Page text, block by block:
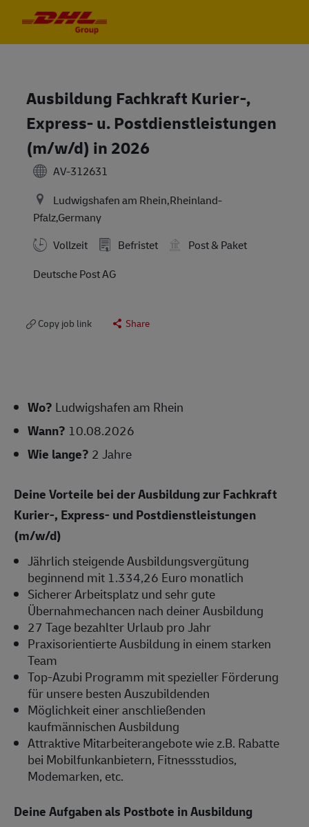
Ausbildung Fachkraft Kurier-,
Express- u. Postdienstleistungen
(m/w/d) in 2026
AV-312631
Ludwigshafen am Rhein,Rheinland-
Pfalz,Germany
Vollzeit
Befristet
Post & Paket
Deutsche Post AG
Copy job link Share
Wo? Ludwigshafen am Rhein
Wann? 10.08.2026
Wie lange? 2 Jahre
Deine Vorteile bei der Ausbildung zur Fachkraft
Kurier-, Express- und Postdienstleistungen
(m/w/d)
Jährlich steigende Ausbildungsvergütung
beginnend mit 1.334,26 Euro monatlich
Sicherer Arbeitsplatz und sehr gute
Übernahmechancen nach deiner Ausbildung
27 Tage bezahlter Urlaub pro Jahr
Praxisorientierte Ausbildung in einem starken
Team
Top-Azubi Programm mit spezieller Förderung
für unsere besten Auszubildenden
Möglichkeit einer anschließenden
kaufmännischen Ausbildung
Attraktive Mitarbeiterangebote wie z.B. Rabatte
bei Mobilfunkanbietern, Fitnessstudios,
Modemarken, etc.
Deine Aufgaben als Postbote in Ausbildung